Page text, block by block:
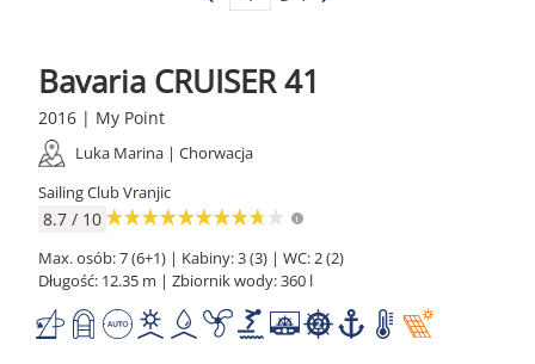
Bavaria CRUISER 41
2016 | My Point
Luka Marina | Chorwacja
Sailing Club Vranjic
8.7 / 10
Max. osób: 7 (6+1) | Kabiny: 3 (3) | WC: 2 (2)
Długość: 12.35 m | Zbiornik wody: 360 l